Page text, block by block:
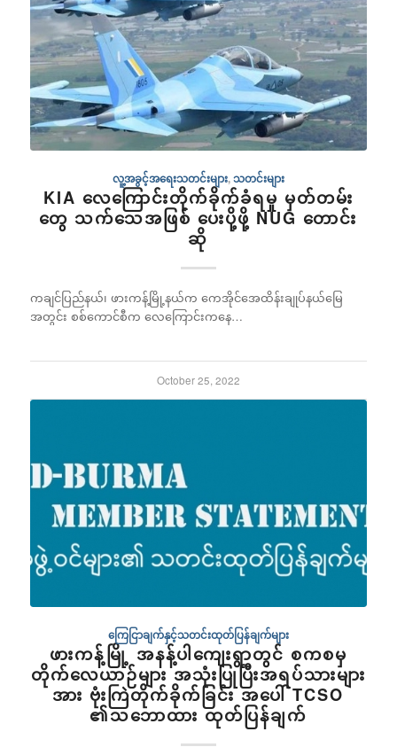
လူ့အခွင့်အရေးသတင်းများ,သတင်းများ
KIA လေကြောင်းတိုက်ခိုက်ခံရမှု မှတ်တမ်း
တွေ သက်သေအဖြစ် ပေးပို့ဖို့ NUG တောင်း
ဆို
ကချင်ပြည်နယ်၊ ဖားကန့်မြို့နယ်က ကေအိုင်အေထိန်းချုပ်နယ်မြေ
အတွင်း စစ်ကောင်စီက လေကြောင်းကနေ…
October 25, 2022
ကြေငြာချက်နှင့်သတင်းထုတ်ပြန်ချက်များ
ဖားကန့်မြို့ အနန့်ပါ​ကျေးရွာတွင် စကစမှ
တိုက်​လေယာဉ်များ အသုံးပြုပြီးအရပ်သားများ
အား ဗုံးကြဲတိုက်ခိုက်ခြင်း အ​​ပေါ် TCSO
၏သ​ဘောထား ထုတ်ပြန်ချက်